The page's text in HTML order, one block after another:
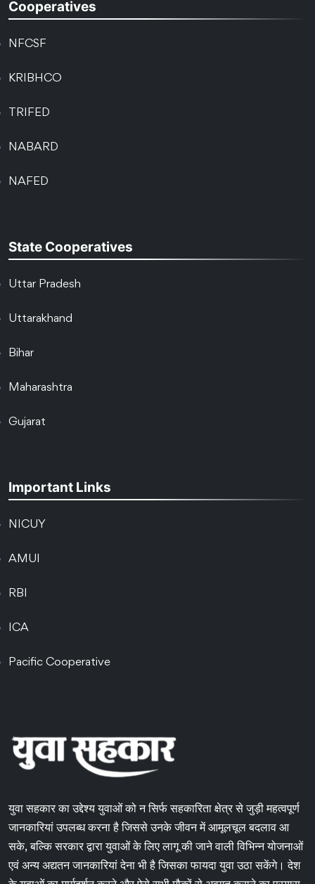
Cooperatives
NFCSF
KRIBHCO
TRIFED
NABARD
NAFED
State Cooperatives
Uttar Pradesh
Uttarakhand
Bihar
Maharashtra
Gujarat
Important Links
NICUY
AMUI
RBI
ICA
Pacific Cooperative
युवा सहकार का उद्देश्य युवाओं को न सिर्फ सहकारिता क्षेत्र से जुड़ी महत्वपूर्ण
जानकारियां उपलब्ध करना है जिससे उनके जीवन में आमूलचूल बदलाव आ
सके, बल्कि सरकार द्वारा युवाओं के लिए लागू की जाने वाली विभिन्न योजनाओं
एवं अन्य अद्यतन जानकारियां देना भी है जिसका फायदा युवा उठा सकेंगे। देश